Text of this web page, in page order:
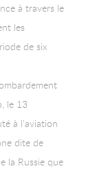
à travers le
les
de six
le 13
à l’aviation
dite de
la Russie que